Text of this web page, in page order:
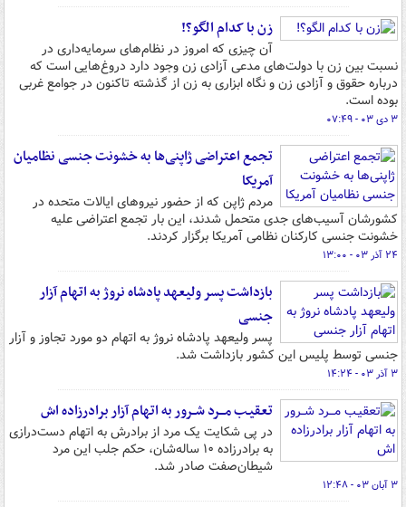
زن با کدام الگو؟!
آن چیزی که امروز در نظام‌های سرمایه‌داری در
نسبت بین زن با دولت‌های مدعی آزادی زن وجود دارد دروغ‌هایی است که
درباره حقوق و آزادی زن و نگاه ابزاری به زن از گذشته تاکنون در جوامع غربی
بوده است.
۳ دی ۰۳ - ۰۷:۴۹
تجمع اعتراضی ژاپنی‌ها به خشونت جنسی نظامیان
آمریکا
مردم ژاپن که از حضور نیروهای ایالات متحده در
کشورشان آسیب‌های جدی متحمل شدند، این بار تجمع اعتراضی علیه
خشونت جنسی کارکنان نظامی آمریکا برگزار کردند.
۲۴ آذر ۰۳ - ۱۳:۰۰
بازداشت پسر ولیعهد پادشاه نروژ به اتهام آزار
جنسی
پسر ولیعهد پادشاه نروژ به اتهام دو مورد تجاوز و آزار
جنسی توسط پلیس این کشور بازداشت شد.
۳ آذر ۰۳ - ۱۴:۲۴
تعقیـب مـــرد شــرور به اتهام آزار برادرزاده اش
در پی شکایت یک مرد از برادرش به اتهام دست‌درازی
به برادرزاده ۱۰ ساله‌شان، حکم جلب این مرد
شیطان‌صفت صادر شد.
۳ آبان ۰۳ - ۱۲:۴۸